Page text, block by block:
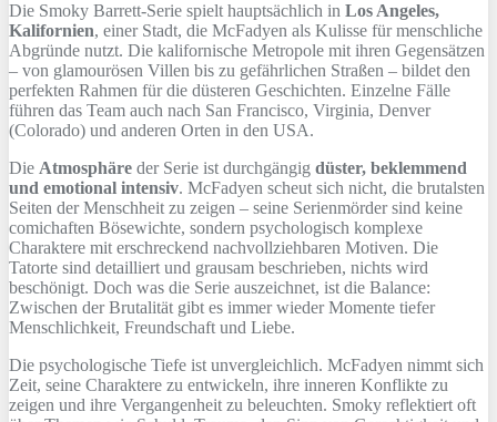
Die Smoky Barrett-Serie spielt hauptsächlich in Los Angeles,
Kalifornien, einer Stadt, die McFadyen als Kulisse für menschliche
Abgründe nutzt. Die kalifornische Metropole mit ihren Gegensätzen
– von glamourösen Villen bis zu gefährlichen Straßen – bildet den
perfekten Rahmen für die düsteren Geschichten. Einzelne Fälle
führen das Team auch nach San Francisco, Virginia, Denver
(Colorado) und anderen Orten in den USA.
Die Atmosphäre der Serie ist durchgängig düster, beklemmend
und emotional intensiv. McFadyen scheut sich nicht, die brutalsten
Seiten der Menschheit zu zeigen – seine Serienmörder sind keine
comichaften Bösewichte, sondern psychologisch komplexe
Charaktere mit erschreckend nachvollziehbaren Motiven. Die
Tatorte sind detailliert und grausam beschrieben, nichts wird
beschönigt. Doch was die Serie auszeichnet, ist die Balance:
Zwischen der Brutalität gibt es immer wieder Momente tiefer
Menschlichkeit, Freundschaft und Liebe.
Die psychologische Tiefe ist unvergleichlich. McFadyen nimmt sich
Zeit, seine Charaktere zu entwickeln, ihre inneren Konflikte zu
zeigen und ihre Vergangenheit zu beleuchten. Smoky reflektiert oft